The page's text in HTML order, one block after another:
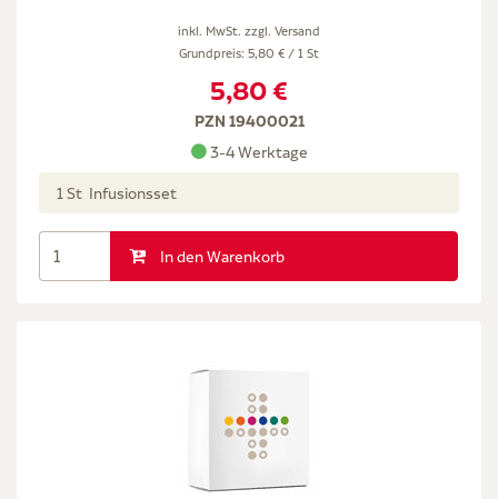
inkl. MwSt. zzgl. Versand
Grundpreis: 5,80 € / 1 St
5,80 €
PZN 19400021
3-4 Werktage
1 St Infusionsset
In den Warenkorb